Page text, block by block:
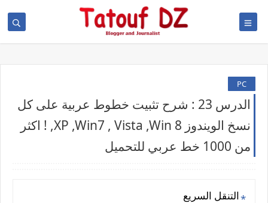
PC
الدرس 23 : شرح تثبيت خطوط عربية على كل
نسخ الويندوز XP ,Win7 , Vista ,Win 8, ! اكثر
من 1000 خط عربي للتحميل
التنقل السريع